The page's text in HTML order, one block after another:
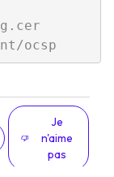
Je
n'aime
pas